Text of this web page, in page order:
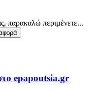
παρακαλώ περιμένετε...
epapoutsia.gr